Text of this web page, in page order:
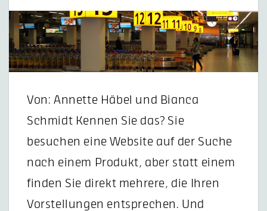
Von: Annette Häbel und Bianca
Schmidt Kennen Sie das? Sie
besuchen eine Website auf der Suche
nach einem Produkt, aber statt einem
finden Sie direkt mehrere, die Ihren
Vorstellungen entsprechen. Und